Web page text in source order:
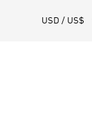
USD / US$